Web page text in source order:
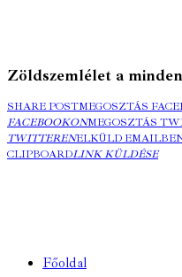
Zöldszemlélet a
SHARE POSTMEGOSZTÁS
FACEBOOKONMEGOSZTÁS
TWITTERENELKÜLD
CLIPBOARDLINK KÜLDÉSE
Főoldal